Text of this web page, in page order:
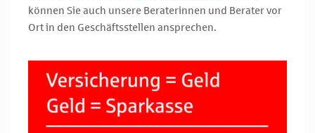
können Sie auch unsere Beraterinnen und Berater vor
Ort in den Geschäftsstellen ansprechen.